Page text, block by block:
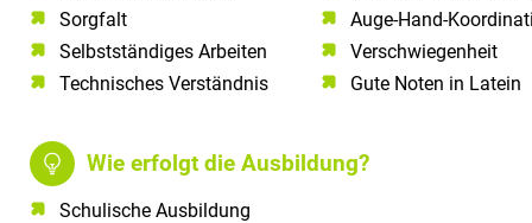
Sorgfalt​
Selbstständiges Arbeiten​
Technisches Verständnis​
Auge-Hand-
Verschwiegenheit
Gute Noten in Latein
Wie erfolgt die Ausbildung?
Schulische Ausbildung